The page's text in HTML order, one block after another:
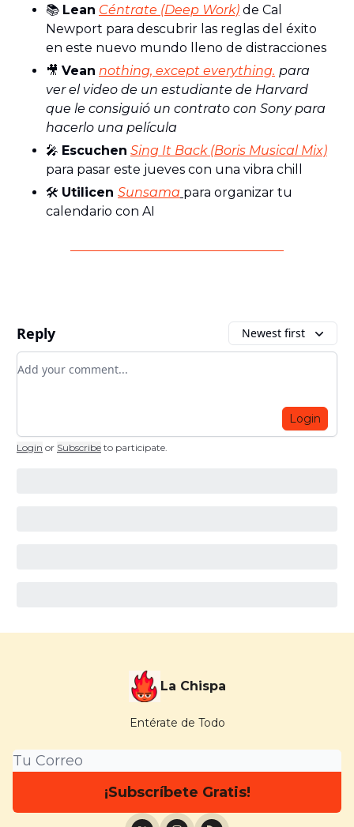
📚 Lean Céntrate (Deep Work) de Cal
Newport para descubrir las reglas del éxito
en este nuevo mundo lleno de distracciones
🎥 Vean nothing, except everything. para
ver el video de un estudiante de Harvard
que le consiguió un contrato con Sony para
hacerlo una película
🎤 Escuchen Sing It Back (Boris Musical Mix)
para pasar este jueves con una vibra chill
🛠️ Utilicen Sunsama para organizar tu
calendario con AI
Reply Newest first
Add your comment
Login
Login or Subscribe to participate
La Chispa
Entérate de Todo